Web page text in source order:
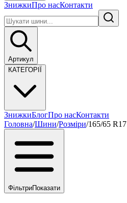
ЗнижкиПро насКонтакти
Артикул
КАТЕГОРІЇ
ЗнижкиБлогПро насКонтакти
Головна/Шини/Розміри/165/65 R17
ФільтриПоказати